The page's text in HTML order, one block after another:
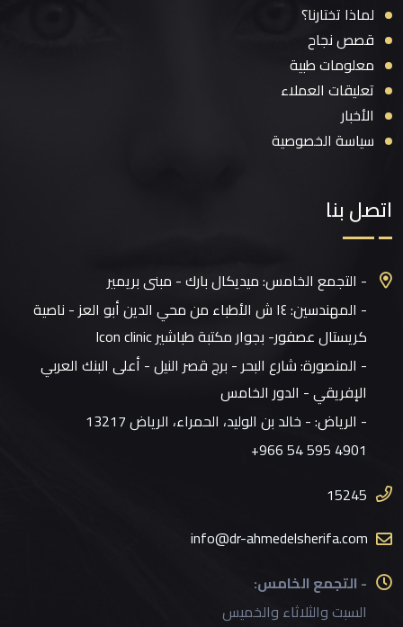
لماذا تختارنا؟
قصص نجاح
معلومات طبية
تعليقات العملاء
الأخبار
سياسة الخصوصية
اتصل بنا
- التجمع الخامس: ميديكال بارك - مبنى بريمير
- المهندسين: ١٤ ش الأطباء من محي الدين أبو العز - ناصية
كريستال عصفور- بجوار مكتبة طباشير Icon clinic
- المنصورة: شارع البحر - برج قصر النيل - أعلى البنك العربي
الإفريقي - الدور الخامس
- الرياض:- خالد بن الوليد، الحمراء، الرياض 13217
+966 54 595 4901
15245
info@dr-ahmedelsherifa.com
- التجمع الخامس:
السبت والثلاثاء والخميس